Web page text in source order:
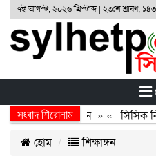
৭ই আগস্ট, ২০২৬ খ্রিস্টাব্দ | ২৩শে শ্রাবণ,
সংবাদ শিরোনাম
বর্জন ও বিসর্জন » « সিসিক
হোম
শিক্ষাঙ্গন